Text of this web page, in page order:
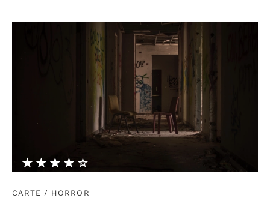
★★★★★
☆☆☆☆☆
CARTE / HORROR